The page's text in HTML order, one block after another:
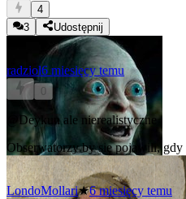
4
3
Udostępnij
radziol6 miesięcy temu
0
@Deykun ale nierealistyczne
Obserwatorzy by się pojawili, gdy
LondoMollari★6 miesięcy temu